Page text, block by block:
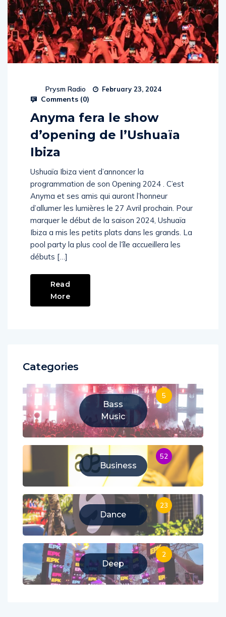
Prysm Radio February 23, 2024
Comments (0)
Anyma fera le show
d’opening de l’Ushuaïa
Ibiza
Ushuaïa Ibiza vient d’annoncer la
programmation de son Opening 2024 . C’est
Anyma et ses amis qui auront l’honneur
d’allumer les lumières le 27 Avril prochain. Pour
marquer le début de la saison 2024, Ushuaïa
Ibiza a mis les petits plats dans les grands. La
pool party la plus cool de l’île accueillera les
débuts […]
Read
More
Categories
Bass
Music
5
Business
52
Dance
23
Deep
2